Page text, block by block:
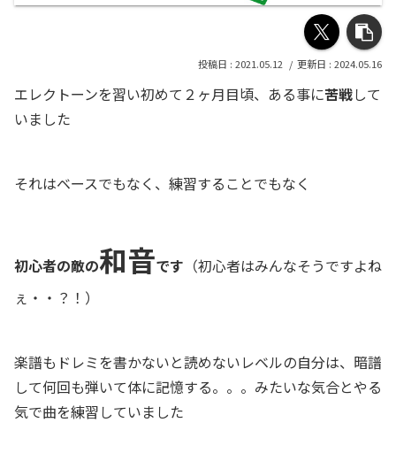
2021.05.12 2024.05.16
エレクトーンを習い初めて２ヶ月目頃、ある事に苦戦して
いました
それはベースでもなく、練習することでもなく
初心者の敵の和音です （初心者はみんなそうですよね
ぇ・・？！）
楽譜もドレミを書かないと読めないレベルの自分は、暗譜
して何回も弾いて体に記憶する。。。みたいな気合とやる
気で曲を練習していました